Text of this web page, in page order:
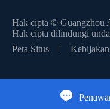
Hak cipta © Guangzhou
Hak cipta dilindungi
Peta Situs
